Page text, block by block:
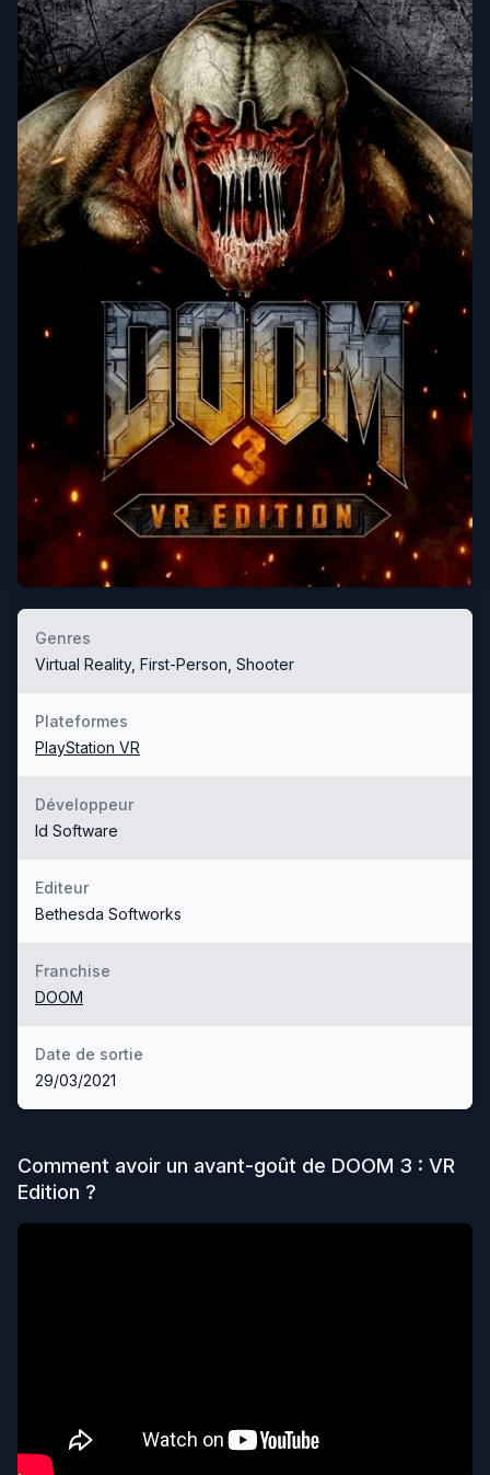
Genres
Virtual Reality, First-Person, Shooter
Plateformes
PlayStation VR
Développeur
Id Software
Editeur
Bethesda Softworks
Franchise
DOOM
Date de sortie
29/03/2021
Comment avoir un avant-goût de DOOM 3 : VR
Edition ?